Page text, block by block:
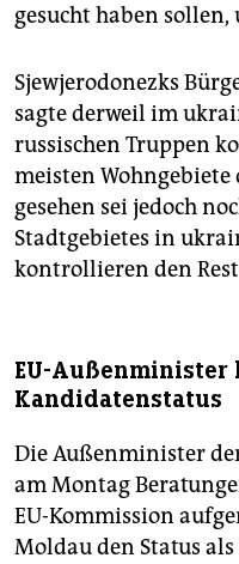
gesucht haben sollen,
Sjewjerodonezks
sagte derweil im
russischen Truppen
meisten Wohngebiete
gesehen sei jedoch
Stadtgebietes in
kontrollieren den
EU-Außenminister
Kandidatenstatus
Die Außenminister
am Montag
EU-Kommission
Moldau den Status